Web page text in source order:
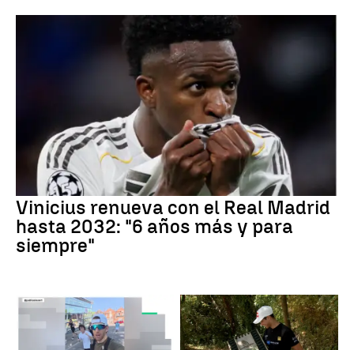
Vinicius renueva con el Real Madrid
hasta 2032: "6 años más y para
siempre"